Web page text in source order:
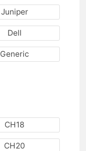
Juniper
Dell
Generic
CH18
CH20